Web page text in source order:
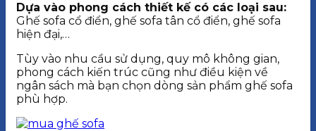
Dựa vào phong cách thiết kế có các loại sau:
Ghế sofa cổ điển, ghế sofa tân cổ điển, ghế sofa
hiện đại,…
Tùy vào nhu cầu sử dụng, quy mô không gian,
phong cách kiến trúc cũng như điều kiện về
ngân sách mà bạn chọn dòng sản phẩm ghế sofa
phù hợp.